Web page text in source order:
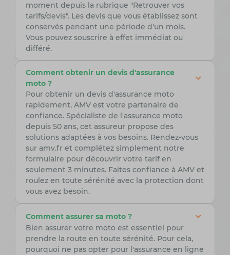
moment depuis la rubrique "Retrouver vos
tarifs/devis". Les devis que vous établissez sont
conservés pendant une période d'un mois.
Vous pouvez souscrire à effet immédiat ou
différé.
Comment obtenir un devis d'assurance
moto ?
Pour obtenir un devis d'assurance moto
rapidement, AMV est votre partenaire de
confiance. Spécialiste de l'assurance moto
depuis 50 ans, cet assureur propose des
solutions adaptées à vos besoins. Rendez-vous
sur amv.fr et complétez simplement notre
formulaire pour découvrir votre tarif en
seulement 3 minutes. Faites confiance à AMV et
roulez en toute sérénité avec la protection dont
vous avez besoin.
Comment assurer sa moto ?
Bien assurer votre moto est essentiel pour
prendre la route en toute sérénité. Pour cela,
pourquoi ne pas opter pour l'assurance en ligne